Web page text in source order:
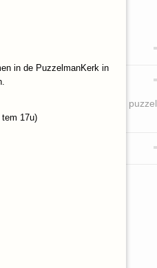
95414
Bestellingen met deze puzzel
in de PuzzelmanKerk in
17u)